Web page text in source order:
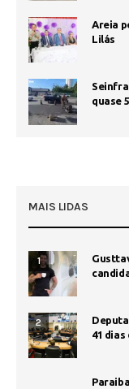
Areia
Lilás
quase
MAIS LIDAS
1
2
41 dias